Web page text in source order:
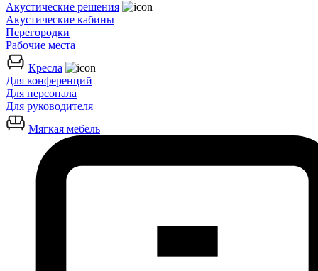
Акустические решения
Акустические кабины
Перегородки
Рабочие места
Кресла
Для конференций
Для персонала
Для руководителя
Мягкая мебель